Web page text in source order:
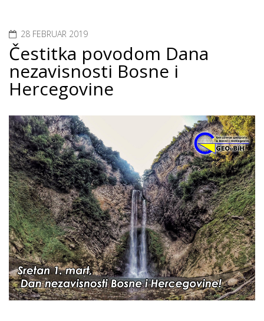
28 FEBRUAR 2019
Čestitka povodom Dana
nezavisnosti Bosne i
Hercegovine